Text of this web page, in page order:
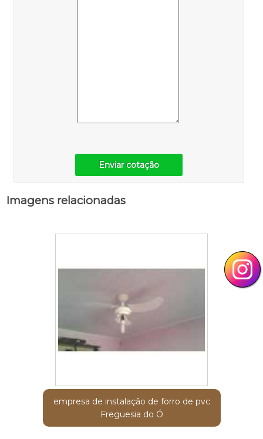
Enviar cotação
Imagens relacionadas
empresa de instalação de forro de pvc
Freguesia do Ó